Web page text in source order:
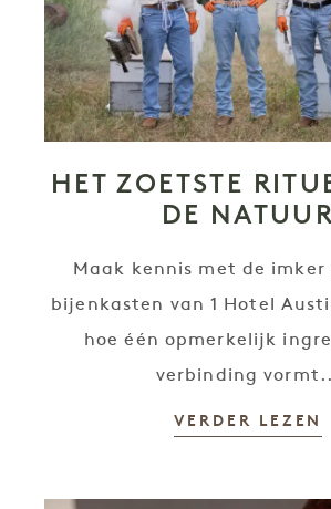
HET ZOETSTE
DE
Maak kennis met de imker
bijenkasten van 1 Hotel
hoe één opmerkelijk
verbinding
VERDER LEZEN